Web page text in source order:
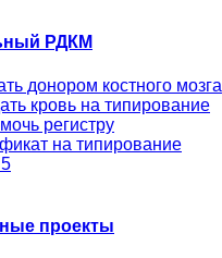
РДКМ
донором костного мозга
кровь на типирование
регистру
на типирование
проекты